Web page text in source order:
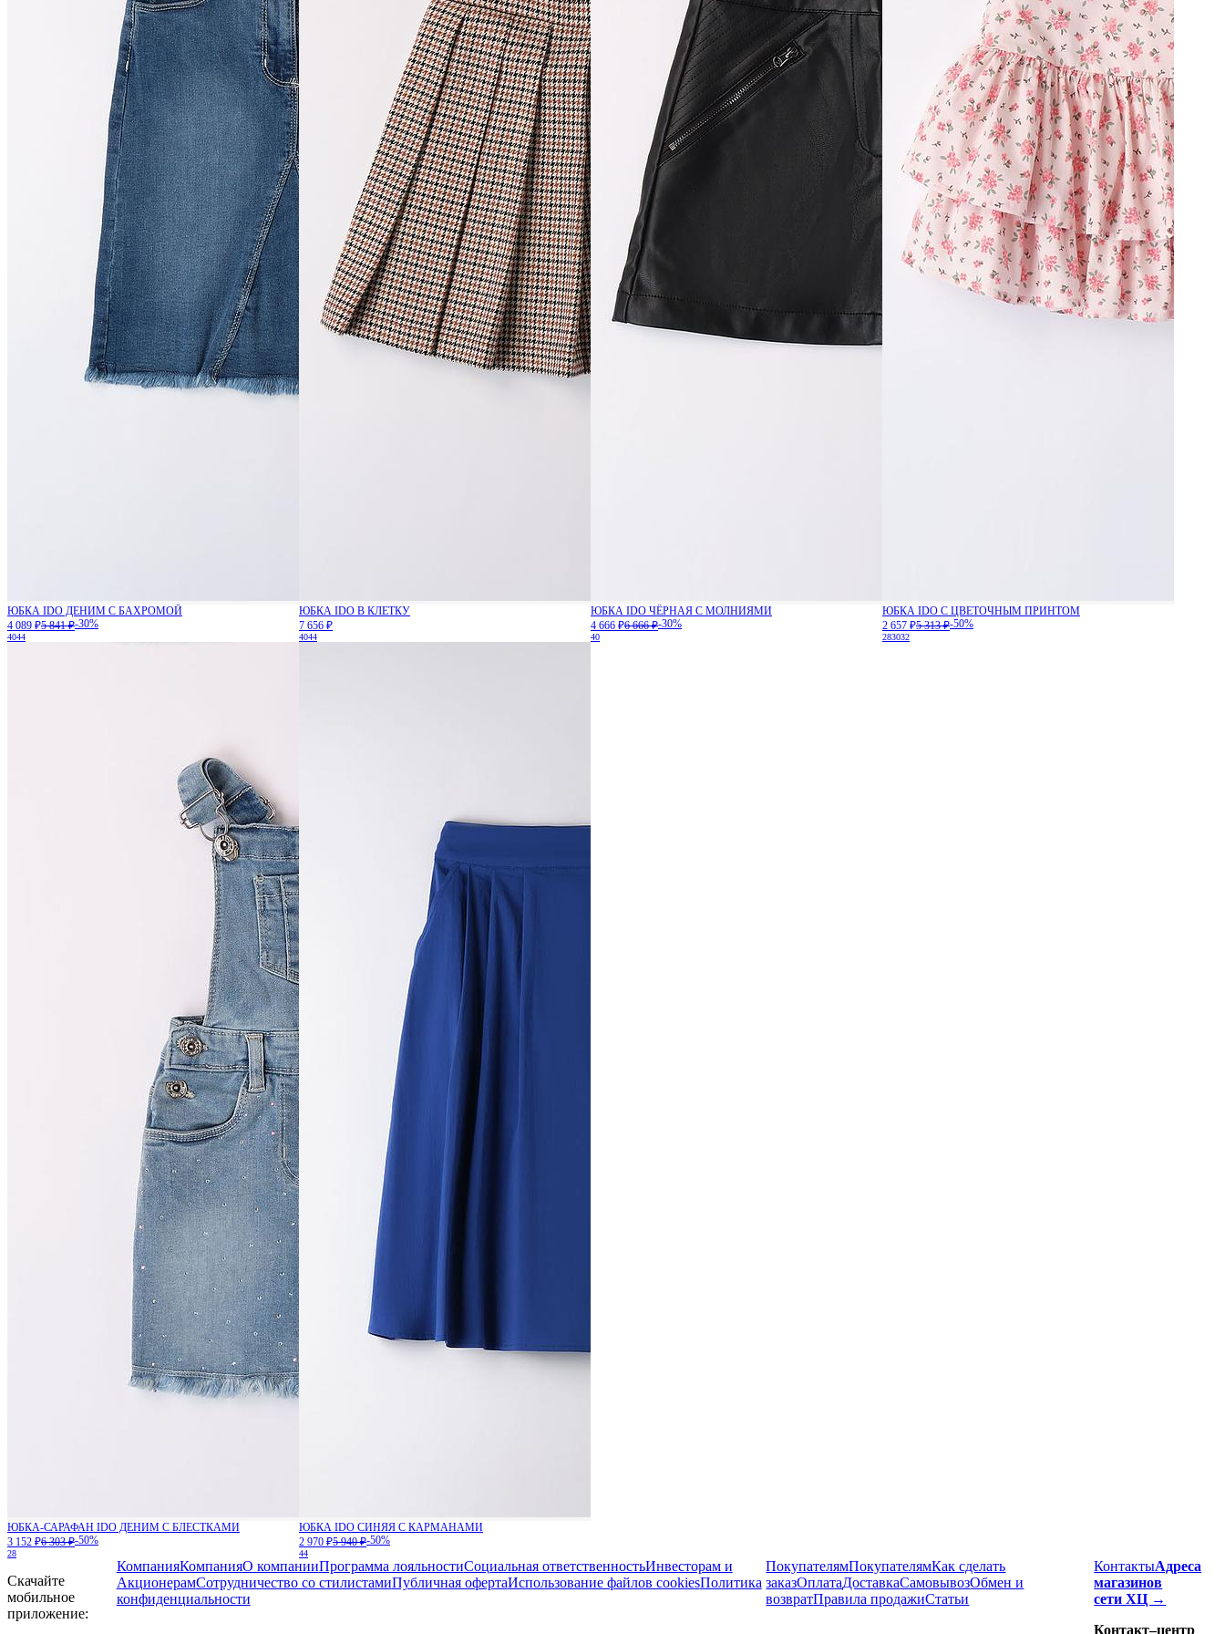
ЮБКА IDO ДЕНИМ С БАХРОМОЙ
4 089 ₽5 841 ₽-30%
4044
ЮБКА IDO В КЛЕТКУ
7 656 ₽
4044
ЮБКА IDO ЧЁРНАЯ С МОЛНИЯМИ
4 666 ₽6 666 ₽-30%
40
ЮБКА IDO С ЦВЕТОЧНЫМ ПРИНТОМ
2 657 ₽5 313 ₽-50%
283032
ЮБКА-САРАФАН IDO ДЕНИМ С БЛЕСТКАМИ
3 152 ₽6 303 ₽-50%
28
ЮБКА IDO СИНЯЯ С КАРМАНАМИ
2 970 ₽5 940 ₽-50%
44
Скачайте
мобильное
приложение:
КомпанияКомпанияО компанииПрограмма лояльностиСоциальная ответственностьИнвесторам и
АкционерамСотрудничество со стилистамиПубличная офертаИспользование файлов cookiesПолитика
конфиденциальности
ПокупателямПокупателямКак сделать
заказОплатаДоставкаCамовывозОбмен и
возвратПравила продажиСтатьи
КонтактыАдреса
магазинов
сети ХЦ →
Контакт–центр